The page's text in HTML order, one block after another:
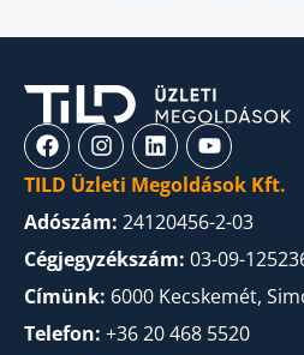
TILD Üzleti Megoldások Kft.
Adószám: 24120456-2-03
Cégjegyzékszám: 03-09-
Címünk: 6000 Kecskemét,
Telefon: +36 20 468 5520